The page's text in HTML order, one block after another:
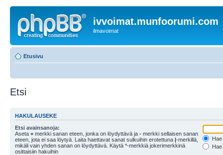
ivvoimat.munfoorumi.com
ilmavoimat
Etusivu
Etsi
HAKULAUSEKE
Etsi avainsanoja:
Aseta + merkki sanan eteen, jonka on löydyttävä ja - merkki sellaisen sanan
eteen, jota ei saa löytyä. Laita haettavat sanat sulkuihin erotettuna |-merkillä,
mikäli vain yhden sanan on löydyttävä. Käytä *-merkkiä jokerimerkkinä
osittaisiin hakuihin